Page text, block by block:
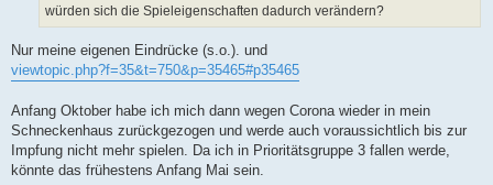
würden sich die Spieleigenschaften dadurch verändern?
Nur meine eigenen Eindrücke (s.o.). und
viewtopic.php?f=35&t=750&p=35465#p35465
Anfang Oktober habe ich mich dann wegen Corona wieder in mein
Schneckenhaus zurückgezogen und werde auch voraussichtlich bis zur
Impfung nicht mehr spielen. Da ich in Prioritätsgruppe 3 fallen werde,
könnte das frühestens Anfang Mai sein.